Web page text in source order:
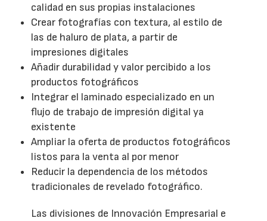
calidad en sus propias instalaciones
Crear fotografías con textura, al estilo de
las de haluro de plata, a partir de
impresiones digitales
Añadir durabilidad y valor percibido a los
productos fotográficos
Integrar el laminado especializado en un
flujo de trabajo de impresión digital ya
existente
Ampliar la oferta de productos fotográficos
listos para la venta al por menor
Reducir la dependencia de los métodos
tradicionales de revelado fotográfico.
Las divisiones de Innovación Empresarial e